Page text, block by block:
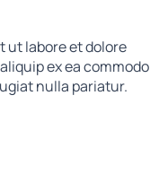
ut labore et dolore
ex ea commodo
nulla pariatur.